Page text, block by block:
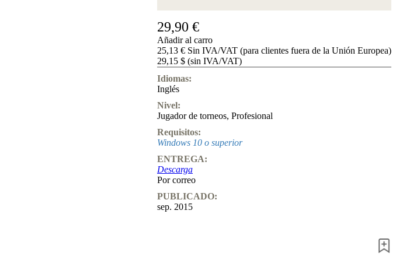
29,90 €
Añadir al carro
25,13 € Sin IVA/VAT (para clientes fuera de la Unión Europea)
29,15 $ (sin IVA/VAT)
Idiomas:
Inglés
Nivel:
Jugador de torneos, Profesional
Requisitos:
Windows 10 o superior
ENTREGA:
Descarga
Por correo
PUBLICADO:
sep. 2015
Programas